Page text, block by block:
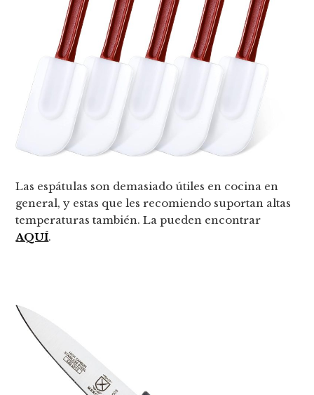
Las espátulas son demasiado útiles en cocina en
general, y estas que les recomiendo suportan altas
temperaturas también. La pueden encontrar
AQUÍ.